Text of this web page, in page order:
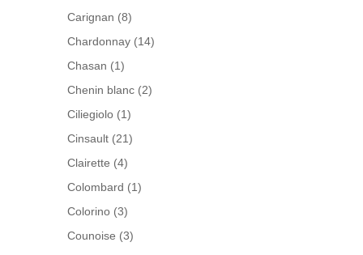
Carignan (8)
Chardonnay (14)
Chasan (1)
Chenin blanc (2)
Ciliegiolo (1)
Cinsault (21)
Clairette (4)
Colombard (1)
Colorino (3)
Counoise (3)